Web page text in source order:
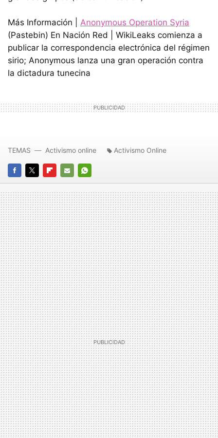
Más Información | Anonymous Operation Syria
(Pastebin) En Nación Red | WikiLeaks comienza a
publicar la correspondencia electrónica del régimen
sirio; Anonymous lanza una gran operación contra
la dictadura tunecina
FACEBOOK
TWITTERFLIPBOARD
E-
MAIL
WHATSAPP
TEMAS Activismo online Activismo Online